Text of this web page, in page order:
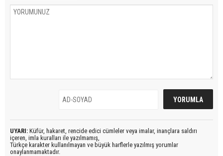
UYARI: Küfür, hakaret, rencide edici cümleler veya imalar, inançlara saldırı
içeren, imla kuralları ile yazılmamış,
Türkçe karakter kullanılmayan ve büyük harflerle yazılmış yorumlar
onaylanmamaktadır.